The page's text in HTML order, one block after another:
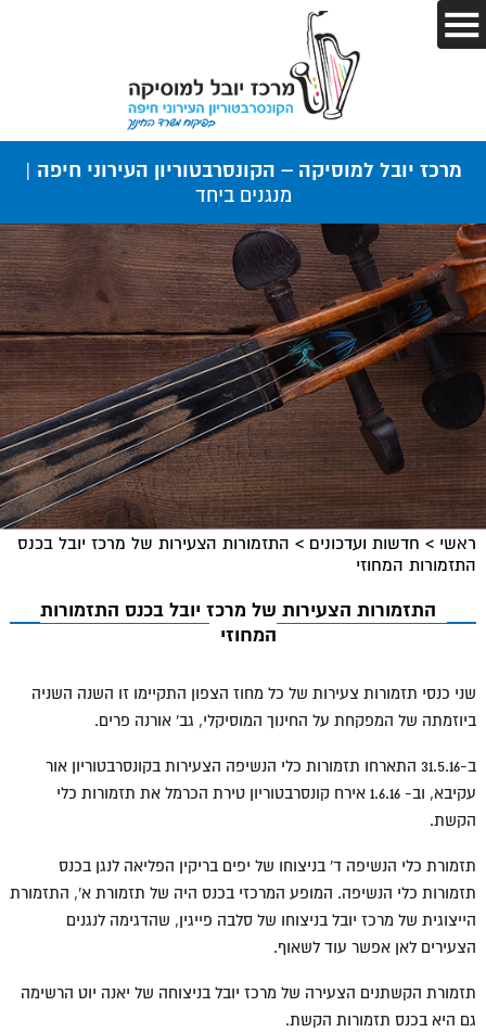
מרכז יובל למוסיקה – הקונסרבטוריון העירוני חיפה |
מנגנים ביחד
ראשי > חדשות ועדכונים > התזמורות הצעירות של מרכז יובל בכנס
התזמורות המחוזי
התזמורות הצעירות של מרכז יובל בכנס התזמורות
המחוזי
שני כנסי תזמורות צעירות של כל מחוז הצפון התקיימו זו השנה השניה
ביוזמתה של המפקחת על החינוך המוסיקלי, גב' אורנה פרים.
ב-31.5.16 התארחו תזמורות כלי הנשיפה הצעירות בקונסרבטוריון אור
עקיבא, וב- 1.6.16 אירח קונסרבטוריון טירת הכרמל את תזמורות כלי
הקשת.
תזמורת כלי הנשיפה ד' בניצוחו של יפים בריקין הפליאה לנגן בכנס
תזמורות כלי הנשיפה. המופע המרכזי בכנס היה של תזמורת א', התזמורת
הייצוגית של מרכז יובל בניצוחו של סלבה פייגין, שהדגימה לנגנים
הצעירים לאן אפשר עוד לשאוף.
תזמורת הקשתנים הצעירה של מרכז יובל בניצוחה של יאנה יוט הרשימה
גם היא בכנס תזמורות הקשת.